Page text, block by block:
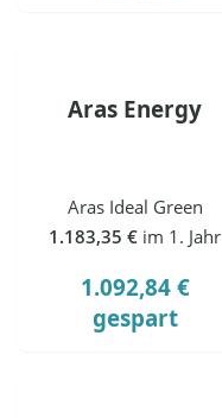
Aras Energy
Aras Ideal Green
1.183,35 € im 1. Jahr
1.092,84 €
gespart